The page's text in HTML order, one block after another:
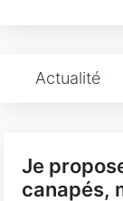
Actualité
Je
canapés,